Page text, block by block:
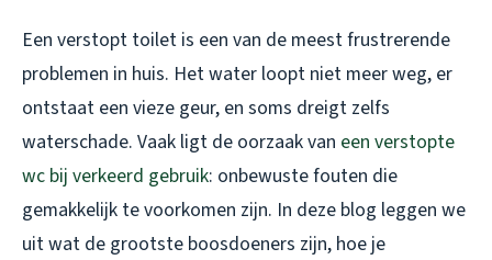
Een verstopt toilet is een van de meest frustrerende
problemen in huis. Het water loopt niet meer weg, er
ontstaat een vieze geur, en soms dreigt zelfs
waterschade. Vaak ligt de oorzaak van een verstopte
wc bij verkeerd gebruik: onbewuste fouten die
gemakkelijk te voorkomen zijn. In deze blog leggen we
uit wat de grootste boosdoeners zijn, hoe je